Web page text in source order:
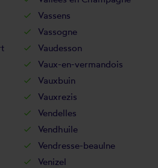
Vassens
Vassogne
Vaudesson
Vaux-en-vermandois
Vauxbuin
Vauxrezis
Vendelles
Vendhuile
Vendresse-beaulne
Venizel